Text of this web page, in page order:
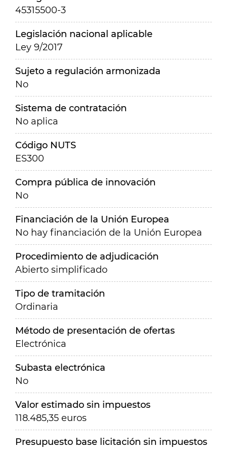
45315500-3
Legislación nacional aplicable
Ley 9/2017
Sujeto a regulación armonizada
No
Sistema de contratación
No aplica
Código NUTS
ES300
Compra pública de innovación
No
Financiación de la Unión Europea
No hay financiación de la Unión Europea
Procedimiento de adjudicación
Abierto simplificado
Tipo de tramitación
Ordinaria
Método de presentación de ofertas
Electrónica
Subasta electrónica
No
Valor estimado sin impuestos
118.485,35 euros
Presupuesto base licitación sin impuestos